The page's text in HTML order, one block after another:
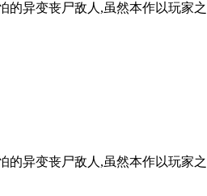
异变丧尸敌人,虽然本作以玩家
异变丧尸敌人,虽然本作以玩家